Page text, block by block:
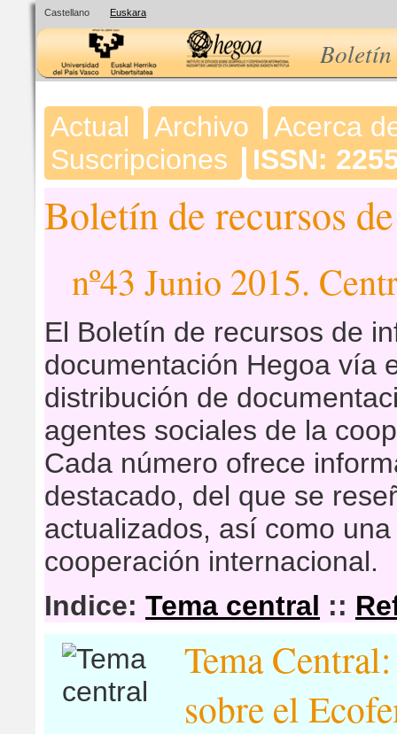
Castellano Euskara
Boletín
Actual Archivo
Acerca
Suscripciones
ISSN:
Boletín de recursos
nº43 Junio 2015.
El Boletín de recursos de
documentación Hegoa vía
distribución de
agentes sociales de la
Cada número ofrece
destacado, del que se
actualizados, así como
cooperación internacional.
Indice: Tema central ::
Tema
sobre el